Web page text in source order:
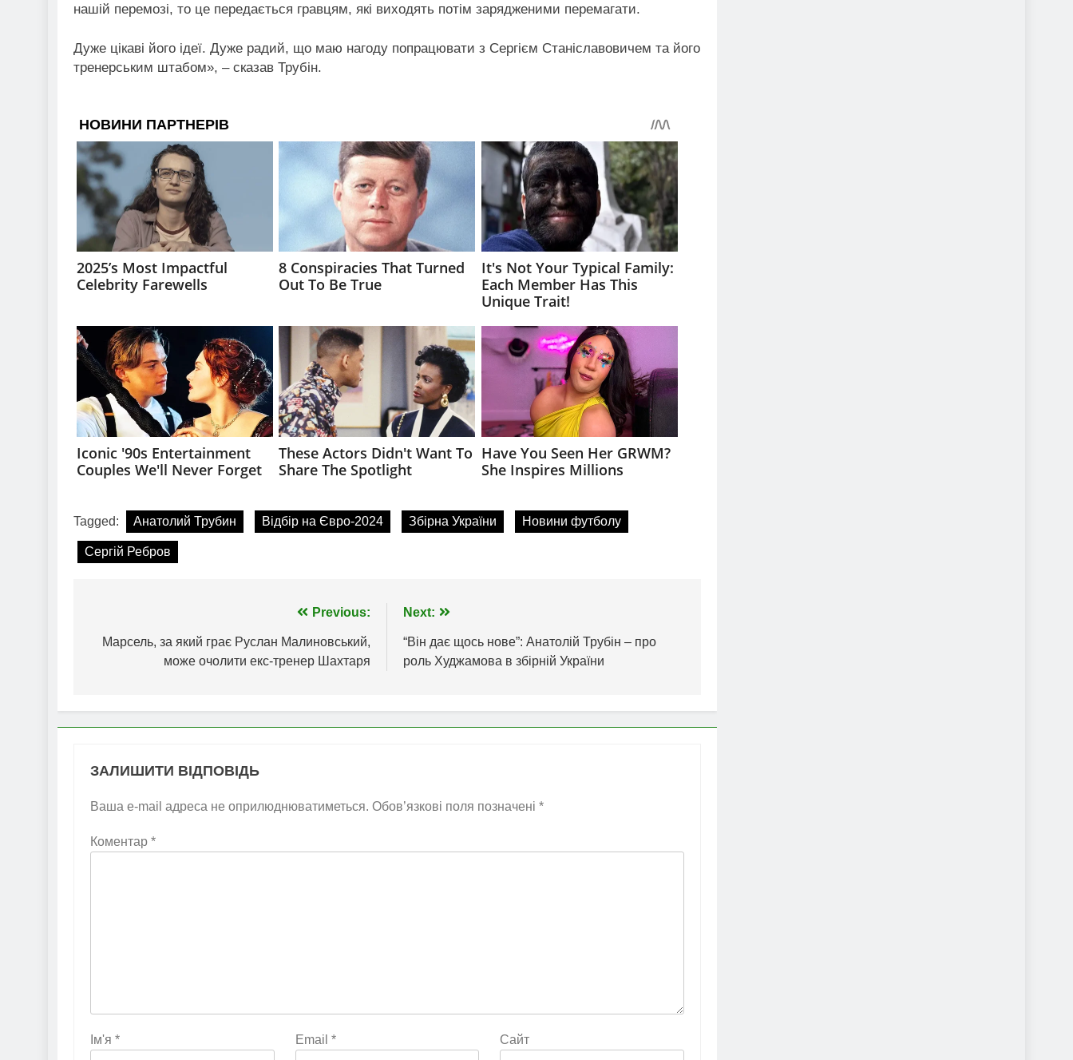
нашій перемозі, то це передається гравцям, які виходять потім зарядженими перемагати.
Дуже цікаві його ідеї. Дуже радий, що маю нагоду попрацювати з Сергієм Станіславовичем та його
тренерським штабом», – сказав Трубін.
Tagged: Анатолий Трубин Відбір на Євро-2024 Збірна України Новини футболу
Сергій Ребров
записів
Previous:
Марсель, за який грає Руслан Малиновський,
може очолити екс-тренер Шахтаря
Next:
“Він дає щось нове”: Анатолій Трубін – про
роль Худжамова в збірній України
ЗАЛИШИТИ ВІДПОВІДЬ
Ваша e-mail адреса не оприлюднюватиметься. Обов’язкові поля позначені *
Коментар *
Ім'я * Email * Сайт